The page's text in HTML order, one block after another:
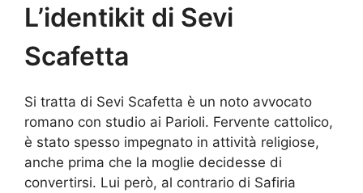
L’identikit di Sevi
Scafetta
Si tratta di Sevi Scafetta è un noto avvocato
romano con studio ai Parioli. Fervente cattolico,
è stato spesso impegnato in attività religiose,
anche prima che la moglie decidesse di
convertirsi. Lui però, al contrario di Safiria